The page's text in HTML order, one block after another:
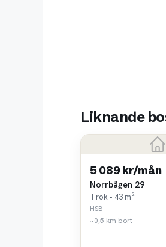
Liknande
5 089 kr/mån
Norrbågen 29
1 rok • 43 m²
HSB
~0,5 km bort